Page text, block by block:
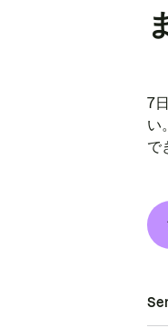
7
い
で